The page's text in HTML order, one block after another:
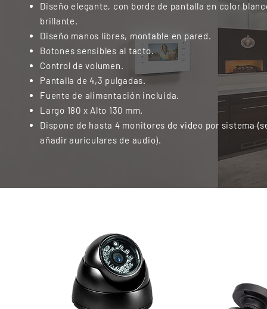
Diseño elegante, con borde de pantalla en color
brillante.
Diseño manos libres, montable en pared.
Botones sensibles al tacto.
Control de volumen.
Pantalla de 4,3 pulgadas.
Fuente de alimentación incluida.
Largo 180 x Alto 130 mm.
Dispone de hasta 4 monitores de video por sistema
añadir auriculares de audio).